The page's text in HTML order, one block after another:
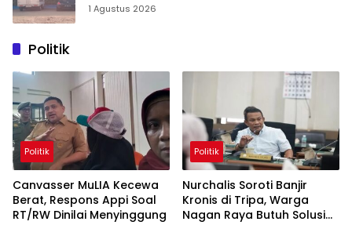
1 Agustus 2026
Politik
Politik
Canvasser MuLIA Kecewa
Berat, Respons Appi Soal
RT/RW Dinilai Menyinggung
Politik
Nurchalis Soroti Banjir
Kronis di Tripa, Warga
Nagan Raya Butuh Solusi